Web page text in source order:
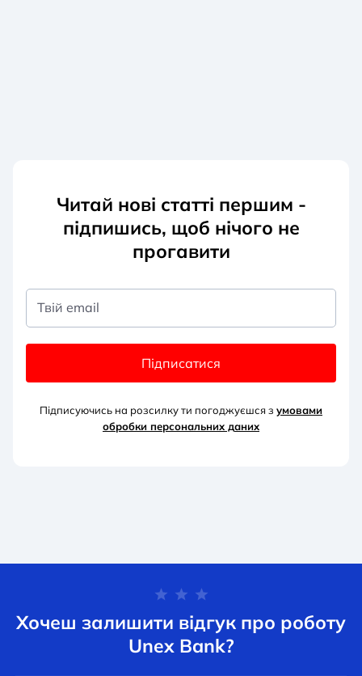
Читай нові статті першим -
підпишись, щоб нічого не
прогавити
Твій email
Підписатися
Підписуючись на розсилку ти погоджуєшся з умовами
обробки персональних даних
Хочеш залишити відгук про роботу
Unex Bank?